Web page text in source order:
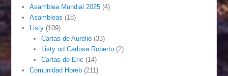
Asamblea Mundial 2025 (4)
Asambleas (18)
Listy (109)
Cartas de Aurelio(33)
Listy od Carlosa Roberto(2)
Cartas de Eric (14)
Comunidad Horeb (211)